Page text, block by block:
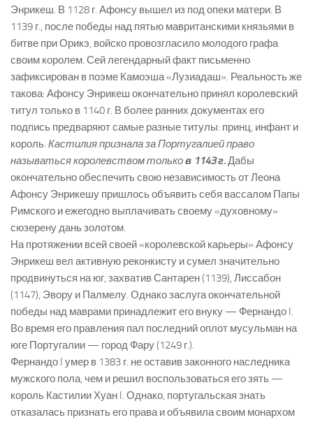
Энрикеш. В 1128 г. Афонсу вышел из под опеки матери. В
1139 г., после победы над пятью мавританскими князьями в
битве при Орикэ, войско провозгласило молодого графа
своим королем. Сей легендарный факт письменно
зафиксирован в поэме Камоэша «Лузиадаш». Реальность же
такова: Афонсу Энрикеш окончательно принял королевский
титул только в 1140 г. В более ранних документах его
подпись предваряют самые разные титулы: принц, инфант и
король. Кастилия признала за Португалией право
называться королевством тольков 1143 г.Дабы
окончательно обеспечить свою независимость от Леона
Афонсу Энрикешу пришлось объявить себя вассалом Папы
Римского и ежегодно выплачивать своему «духовному»
сюзерену дань золотом.
На протяжении всей своей «королевской карьеры» Афонсу
Энрикеш вел активную реконкисту и сумел значительно
продвинуться на юг, захватив Сантарен (1139), Лиссабон
(1147), Эвору и Палмелу. Однако заслуга окончательной
победы над маврами принадлежит его внуку — Фернандо I.
Во время его правления пал последний оплот мусульман на
юге Португалии — город Фару (1249 г.).
Фернандо I умер в 1383 г. не оставив законного наследника
мужского пола, чем и решил воспользоваться его зять —
король Кастилии Хуан I. Однако, португальская знать
отказалась признать его права и объявила своим монархом